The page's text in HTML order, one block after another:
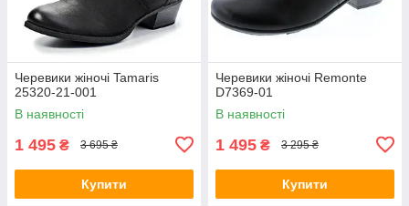
Черевики жіночі Tamaris
25320-21-001
В наявності
1 495 ₴ 3 695 ₴
Купити
Черевики жіночі Remonte
D7369-01
В наявності
1 495 ₴ 3 295 ₴
Купити